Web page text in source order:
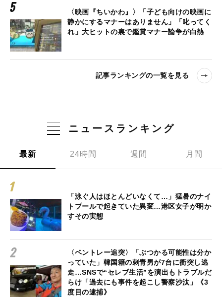
〈映画『ちいかわ』〉「子ども向けの映画に
静かにするマナーはありません」「叱ってく
れ」大ヒットの裏で鑑賞マナー論争が白熱
記事ランキングの一覧を見る
ニュースランキング
最新 24時間 週間 月間
「泳ぐ人はほとんどいなくて…」猛暑のナイ
トプールで起きていた異変…港区女子が明か
すその実態
〈ベントレー追突〉「ぶつかる可能性は分か
っていた」韓国籍の刺青男が7台に衝突し逃
走…SNSで“セレブ生活”を演出もトラブルだ
らけ「過去にも事件を起こし警察沙汰」《3
度目の逮捕》